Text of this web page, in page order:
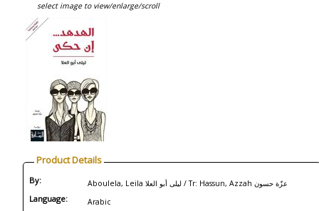
select image to view/enlarge/scroll
Product Details
By: Aboulela, Leila ليلى أبو العلا / Tr: Hassun, Azzah عزّة حسون
Language: Arabic